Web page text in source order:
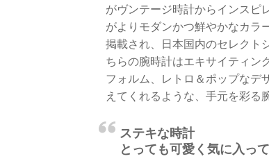
がヴンテージ時計からインスピ
がよりモダンかつ鮮やかなカラ
掲載され、日本国内のセレクト
ちらの腕時計はエキサイティン
フォルム、レトロ＆ポップなデ
えてくれるような、手元を彩る
ステキな時計
とっても可愛く気に入っ